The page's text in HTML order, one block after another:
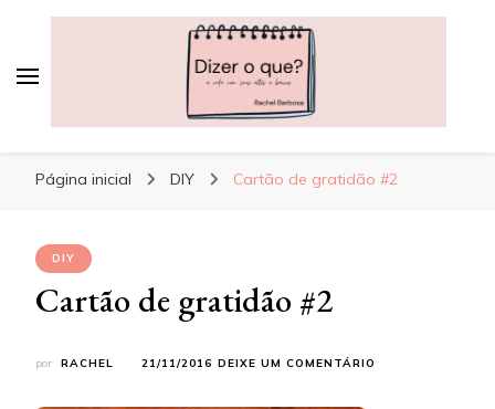
Página inicial DIY Cartão de gratidão #2
DIY
Cartão de gratidão #2
por RACHEL 21/11/2016 DEIXE UM COMENTÁRIO